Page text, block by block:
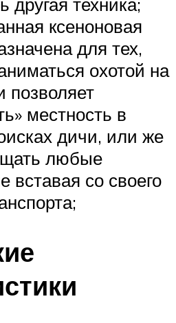
ксеноновая
для тех,
охотой на
позволяет
местность в
дичи, или же
любые
вставая со своего